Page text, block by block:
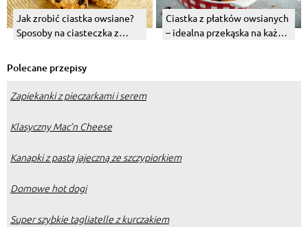
Jak zrobić ciastka owsiane?
Sposoby na ciasteczka z
Ciastka z płatków owsianych
– idealna przekąska na każdą
Polecane przepisy
Zapiekanki z pieczarkami i serem
Klasyczny Mac’n Cheese
Kanapki z pastą jajeczną ze szczypiorkiem
Domowe hot dogi
Super szybkie tagliatelle z kurczakiem